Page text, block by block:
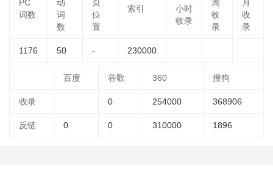
PC
词数
动
词
数
页
位
置
索引
小时
收录
周
收
录
月
收
录
1176 50 - 230000
百度 谷歌 360 搜狗
收录 0 254000 368906
反链 0 0 310000 1896